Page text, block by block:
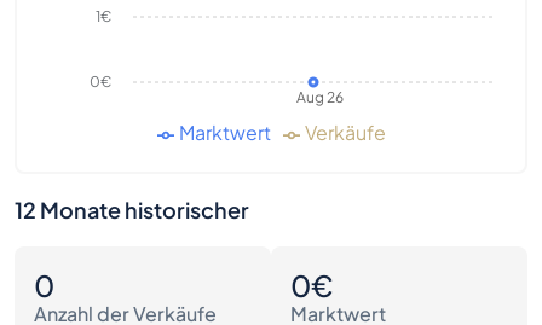
Aug 26
0€
1€
Marktwert Verkäufe
12 Monate historischer
0
Anzahl der Verkäufe
0€
Marktwert